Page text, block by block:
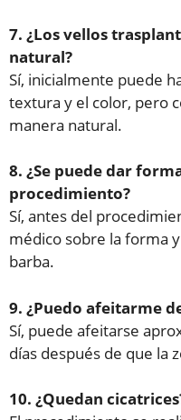
7. ¿Los vellos
natural?
Sí, inicialmente puede
textura y el color, pero
manera natural.
8. ¿Se puede dar
procedimiento?
Sí, antes del
médico sobre la forma
barba.
9. ¿Puedo afeitarme
Sí, puede afeitarse
días después de que la
10. ¿Quedan